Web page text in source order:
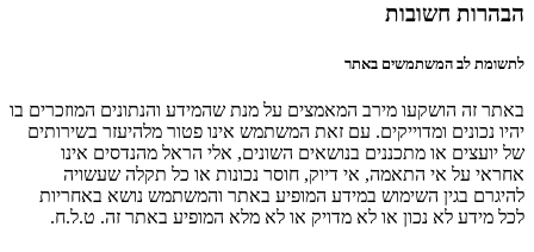
הבהרות חשובות
לתשומת לב המשתמשים באתר
באתר זה הושקעו מירב המאמצים על מנת שהמידע והנתונים המוזכרים בו
יהיו נכונים ומדוייקים. עם זאת המשתמש אינו פטור מלהיעזר בשירותים
של יועצים או מתכננים בנושאים השונים, אלי הראל מהנדסים אינו
אחראי על אי התאמה, אי דיוק, חוסר נכונות או כל תקלה שעשויה
להיגרם בגין השימוש במידע המופיע באתר והמשתמש נושא באחריות
לכל מידע לא נכון או לא מדויק או לא מלא המופיע באתר זה. ט.ל.ח.